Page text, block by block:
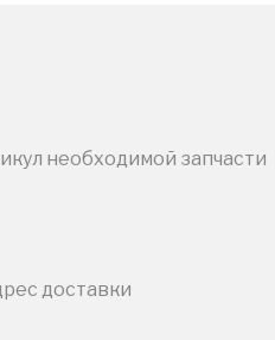
необходимой запчасти
доставки